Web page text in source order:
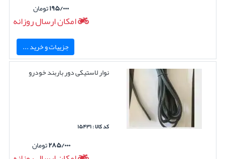
۱۹۵/۰۰۰تومان
امکان ارسال روزانه
جزییات و خرید ...
نوار لاستیکی دور باربند خودرو
کد کالا : ۱۵۴۳۱
۲۸۵/۰۰۰تومان